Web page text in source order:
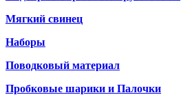
Мягкий свинец
Наборы
Поводковый материал
Пробковые шарики и Палочки